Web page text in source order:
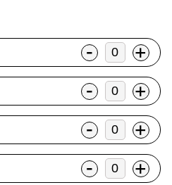
- +
- +
- +
- +